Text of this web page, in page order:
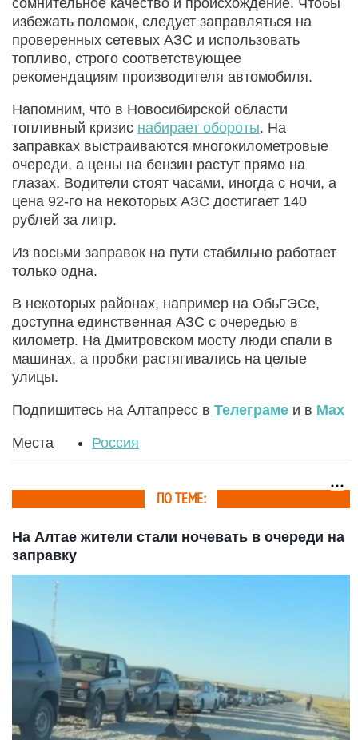
избежать поломок, следует заправляться на
проверенных сетевых АЗС и использовать
топливо, строго соответствующее
рекомендациям производителя автомобиля.
Напомним, что в Новосибирской области
топливный кризис набирает обороты. На
заправках выстраиваются многокилометровые
очереди, а цены на бензин растут прямо на
глазах. Водители стоят часами, иногда с ночи, а
цена 92-го на некоторых АЗС достигает 140
рублей за литр.
Из восьми заправок на пути стабильно работает
только одна.
В некоторых районах, например на ОбьГЭСе,
доступна единственная АЗС с очередью в
километр. На Дмитровском мосту люди спали в
машинах, а пробки растягивались на целые
улицы.
Подпишитесь на Алтапресс в Телеграме и в Max
Места Россия
ПО ТЕМЕ:
На Алтае жители стали ночевать в очереди на
заправку